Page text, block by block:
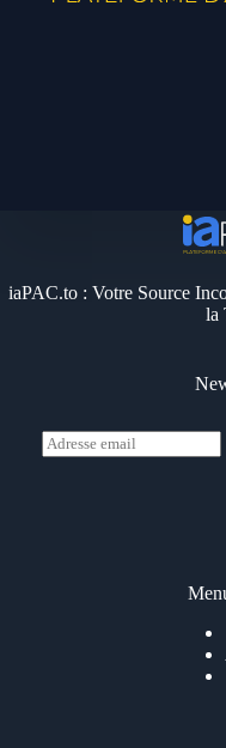
iaPAC.to : Votre Source
la
E
m